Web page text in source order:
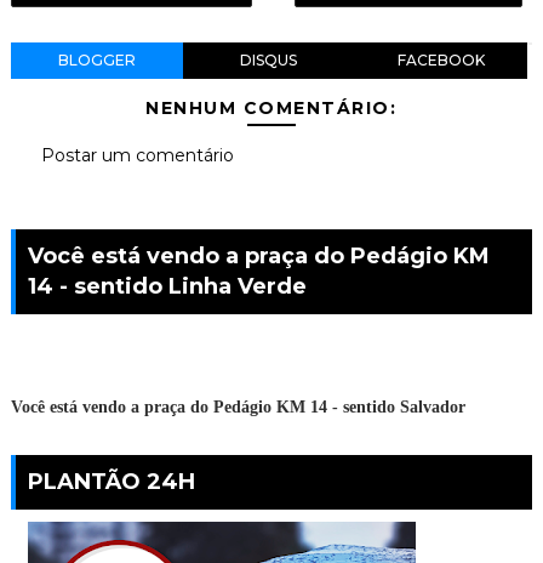
BLOGGER DISQUS FACEBOOK
NENHUM COMENTÁRIO:
Postar um comentário
Você está vendo a praça do Pedágio KM
14 - sentido Linha Verde
Você está vendo a praça do Pedágio KM 14 - sentido Salvador
PLANTÃO 24H